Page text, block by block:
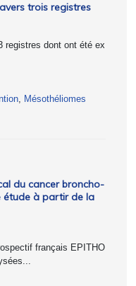
trois registres
registres dont ont été ex
, Mésothéliomes
du cancer broncho-
étude à partir de la
français EPITHO